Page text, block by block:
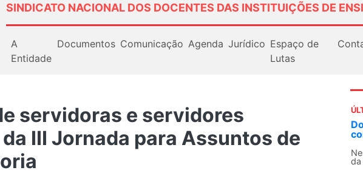
SINDICATO NACIONAL DOS DOCENTES DAS INSTITUIÇÕES DE
A
Entidade
Documentos Comunicação Agenda Jurídico Espaço de
Lutas
servidoras e servidores
III Jornada para Assuntos de
O